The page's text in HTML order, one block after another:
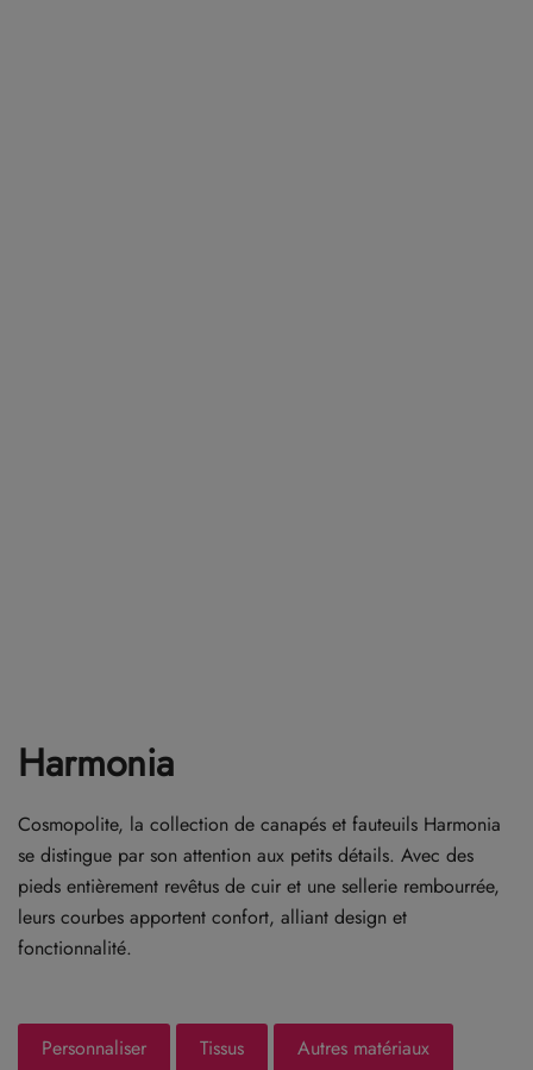
Harmonia
Cosmopolite, la collection de canapés et fauteuils Harmonia
se distingue par son attention aux petits détails. Avec des
pieds entièrement revêtus de cuir et une sellerie rembourrée,
leurs courbes apportent confort, alliant design et
fonctionnalité.
Personnaliser Tissus Autres matériaux